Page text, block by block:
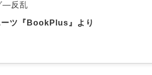
―反乱
ーツ『BookPlus』より